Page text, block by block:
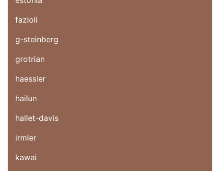
fazioli
g-steinberg
grotrian
haessler
hailun
hallet-davis
irmler
kawai